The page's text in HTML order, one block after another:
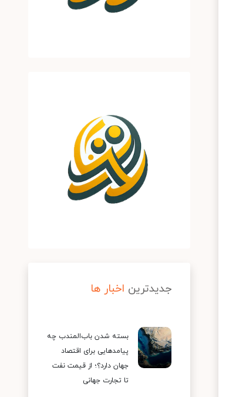
جدیدترین اخبار ها
بسته شدن باب‌المندب چه
پیامدهایی برای اقتصاد
جهان دارد؟؛ از قیمت نفت
تا تجارت جهانی